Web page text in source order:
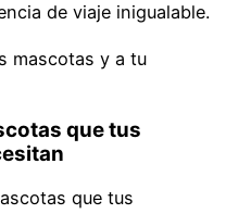
de viaje inigualable.
mascotas y a tu
que tus
que tus